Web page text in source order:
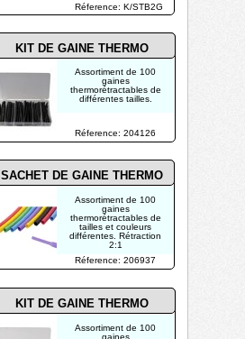
Réference: K/STB2G
avec colle
thermofusible (HMA)
Réference: 206937
Réference: 204126
Assortiment de 100
gaines
thermorétractables de
différentes tailles.
Assortiment de 100
gaines
thermorétractables de
tailles et couleurs
différentes. Rétraction
2:1
SACHET DE GAINE THERMO
KIT DE GAINE THERMO
KIT DE GAINE THERMO
Assortiment de 100
gaines